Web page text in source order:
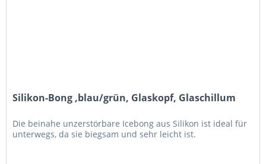
Silikon-Bong ,blau/grün, Glaskopf, Glaschillum
Die beinahe unzerstörbare Icebong aus Silikon ist ideal für
unterwegs, da sie biegsam und sehr leicht ist.